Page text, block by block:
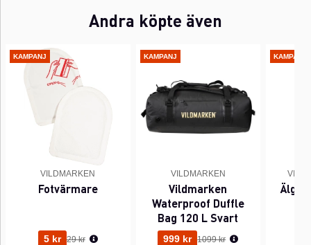
Andra köpte även
KAMPANJ
VILDMARKEN
Fotvärmare
5 kr Ordinarie pris:
29 kr
KAMPANJ
VILDMARKEN
Vildmarken
Waterproof Duffle
Bag 120 L Svart
999 kr Ordinarie pris:
1099 kr
KAMPANJ
Älg -